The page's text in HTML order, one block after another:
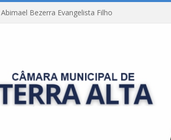
Abimael Bezerra Evangelista Filho